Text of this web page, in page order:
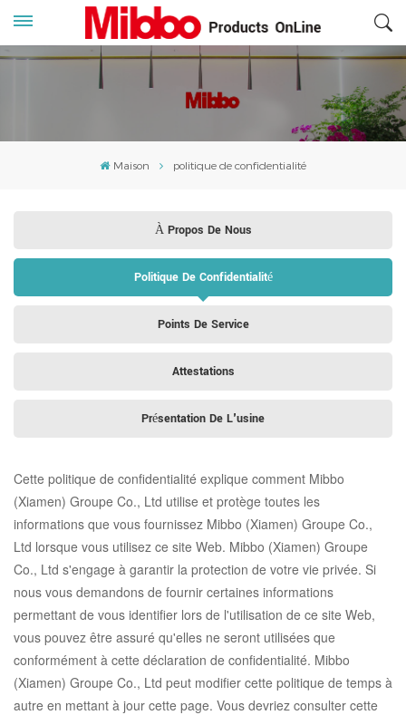
Maison politique de confidentialité
À Propos De Nous
Politique De Confidentialité
Points De Service
Attestations
Présentation De L'usine
Cette politique de confidentialité explique comment Mibbo
(Xiamen) Groupe Co., Ltd utilise et protège toutes les
informations que vous fournissez Mibbo (Xiamen) Groupe Co.,
Ltd lorsque vous utilisez ce site Web. Mibbo (Xiamen) Groupe
Co., Ltd s'engage à garantir la protection de votre vie privée. Si
nous vous demandons de fournir certaines informations
permettant de vous identifier lors de l'utilisation de ce site Web,
vous pouvez être assuré qu'elles ne seront utilisées que
conformément à cette déclaration de confidentialité. Mibbo
(Xiamen) Groupe Co., Ltd peut modifier cette politique de temps à
autre en mettant à jour cette page. Vous devriez consulter cette